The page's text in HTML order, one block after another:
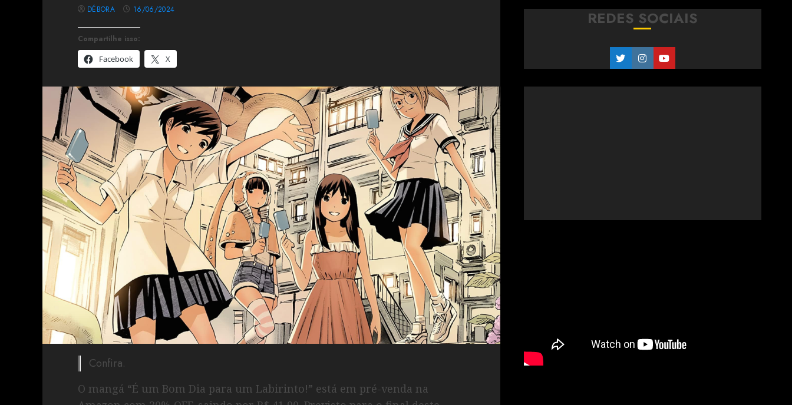
Compartilhe isso:
Facebook
X
DÉBORA 16/06/2024
Confira.
O mangá “É um Bom Dia para um Labirinto!” está em pré-venda na
REDES SOCIAIS